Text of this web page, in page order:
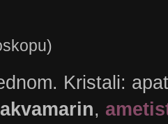
Kristali:
akvamarin,